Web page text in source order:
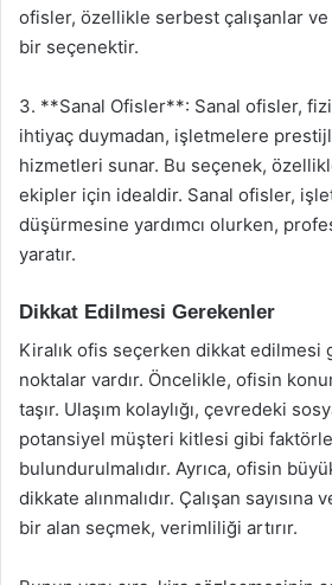
ofisler, özellikle serbest çalışanlar
bir seçenektir.
3. **Sanal Ofisler**: Sanal ofisler,
ihtiyaç duymadan, işletmelere
hizmetleri sunar. Bu seçenek,
ekipler için idealdir. Sanal ofisler,
düşürmesine yardımcı olurken,
yaratır.
Dikkat Edilmesi Gerekenler
Kiralık ofis seçerken dikkat edilmesi
noktalar vardır. Öncelikle, ofisin
taşır. Ulaşım kolaylığı, çevredeki
potansiyel müşteri kitlesi gibi
bulundurulmalıdır. Ayrıca, ofisin
dikkate alınmalıdır. Çalışan
bir alan seçmek, verimliliği artırır.